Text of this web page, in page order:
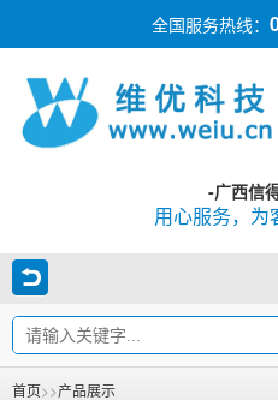
全国服务热线：
-广西信
用心服务，为
首页>>产品展示